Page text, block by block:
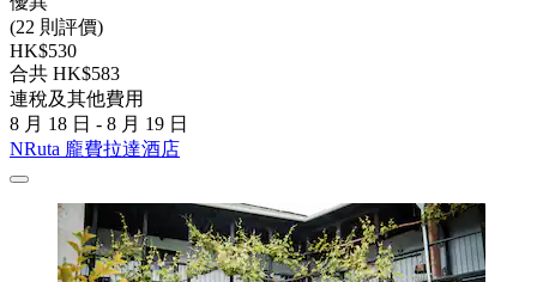
(22 則評價)
HK$530
合共 HK$583
連稅及其他費用
8 月 18 日 - 8 月 19 日
NRuta 龐費拉達酒店